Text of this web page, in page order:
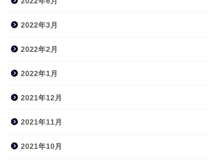
2022年3月
2022年2月
2022年1月
2021年12月
2021年11月
2021年10月